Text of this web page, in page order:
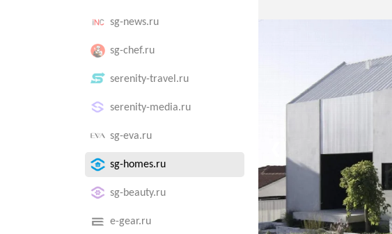
sg-news.ru
sg-chef.ru
serenity-travel.ru
serenity-media.ru
sg-eva.ru
sg-homes.ru
sg-beauty.ru
e-gear.ru